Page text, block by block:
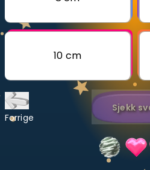
Bestill
Velg læreplan
Logg inn
10 cm
Forrige
Sjekk